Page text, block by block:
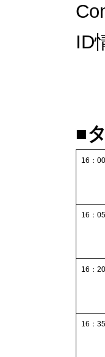
ID
■
16：
16：
16：
16：